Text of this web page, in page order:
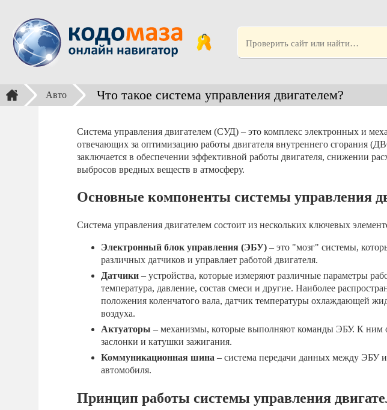
Авто Что такое система управления двигателем?
Система управления двигателем (СУД) – это комплекс электронных и
отвечающих за оптимизацию работы двигателя внутреннего сгорания
заключается в обеспечении эффективной работы двигателя, снижении
выбросов вредных веществ в атмосферу.
Основные компоненты системы управления
Система управления двигателем состоит из нескольких ключевых
Электронный блок управления (ЭБУ) – это "мозг" системы,
различных датчиков и управляет работой двигателя.
Датчики – устройства, которые измеряют различные параметры
температура, давление, состав смеси и другие. Наиболее
положения коленчатого вала, датчик температуры охлаждающей
воздуха.
Актуаторы – механизмы, которые выполняют команды ЭБУ. К ним
заслонки и катушки зажигания.
Коммуникационная шина – система передачи данных между ЭБУ
автомобиля.
Принцип работы системы управления